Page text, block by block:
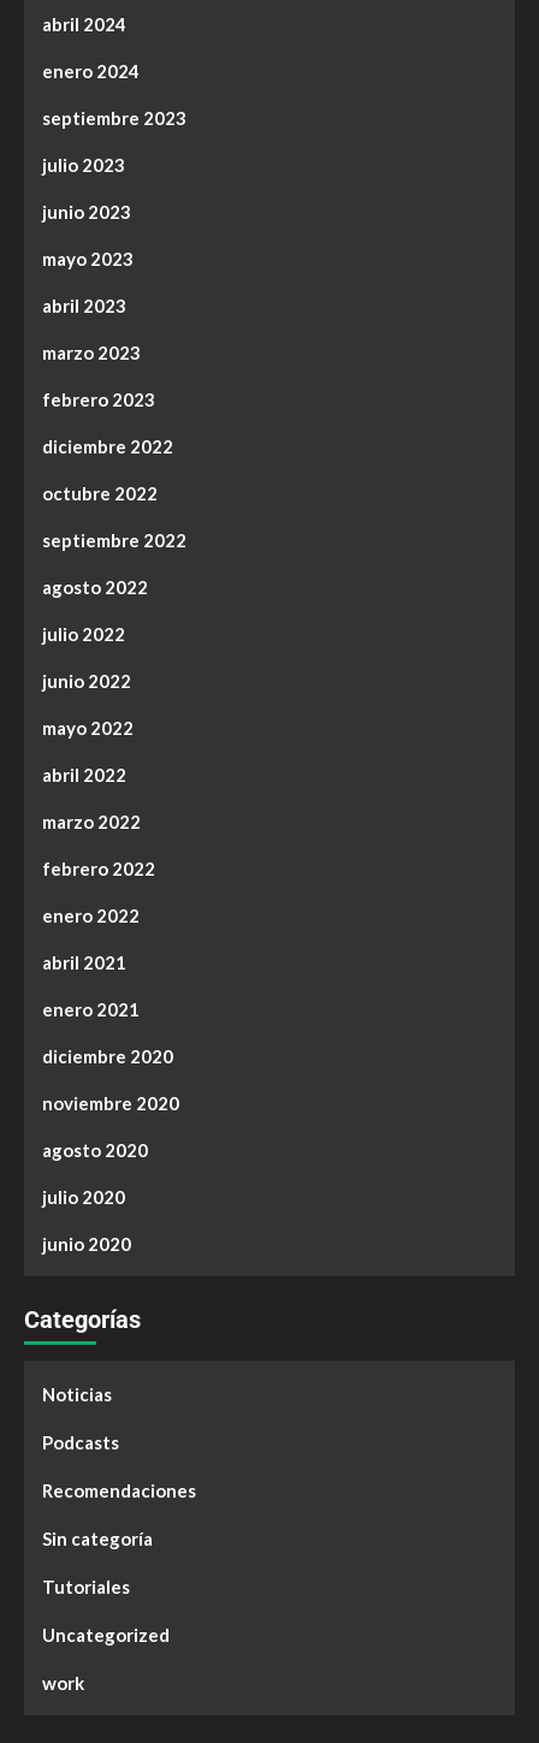
abril 2024
enero 2024
septiembre 2023
julio 2023
junio 2023
mayo 2023
abril 2023
marzo 2023
febrero 2023
diciembre 2022
octubre 2022
septiembre 2022
agosto 2022
julio 2022
junio 2022
mayo 2022
abril 2022
marzo 2022
febrero 2022
enero 2022
abril 2021
enero 2021
diciembre 2020
noviembre 2020
agosto 2020
julio 2020
junio 2020
Categorías
Noticias
Podcasts
Recomendaciones
Sin categoría
Tutoriales
Uncategorized
work